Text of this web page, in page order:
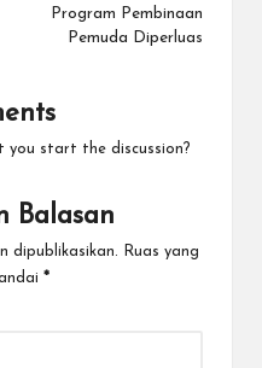
Program Pembinaan
Pemuda Diperluas
you start the discussion?
Balasan
dipublikasikan.
Ruas yang
*